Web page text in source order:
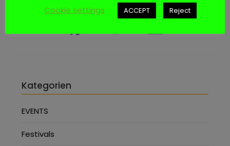
Kategorien
EVENTS
Festivals
Cookie settings
ACCEPT Reject